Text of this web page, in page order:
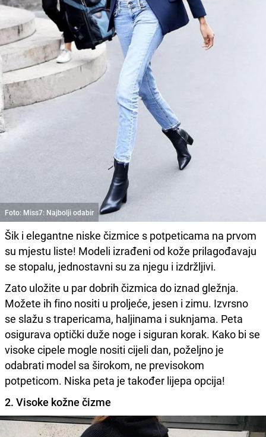
Foto: Miss7: Najbolji odabir
Šik i elegantne niske čizmice s potpeticama na prvom
su mjestu liste! Modeli izrađeni od kože prilagođavaju
se stopalu, jednostavni su za njegu i izdržljivi.
Zato uložite u par dobrih čizmica do iznad gležnja.
Možete ih fino nositi u proljeće, jesen i zimu. Izvrsno
se slažu s trapericama, haljinama i suknjama. Peta
osigurava optički duže noge i siguran korak. Kako bi se
visoke cipele mogle nositi cijeli dan, poželjno je
odabrati model sa širokom, ne previsokom
potpeticom. Niska peta je također lijepa opcija!
2. Visoke kožne čizme